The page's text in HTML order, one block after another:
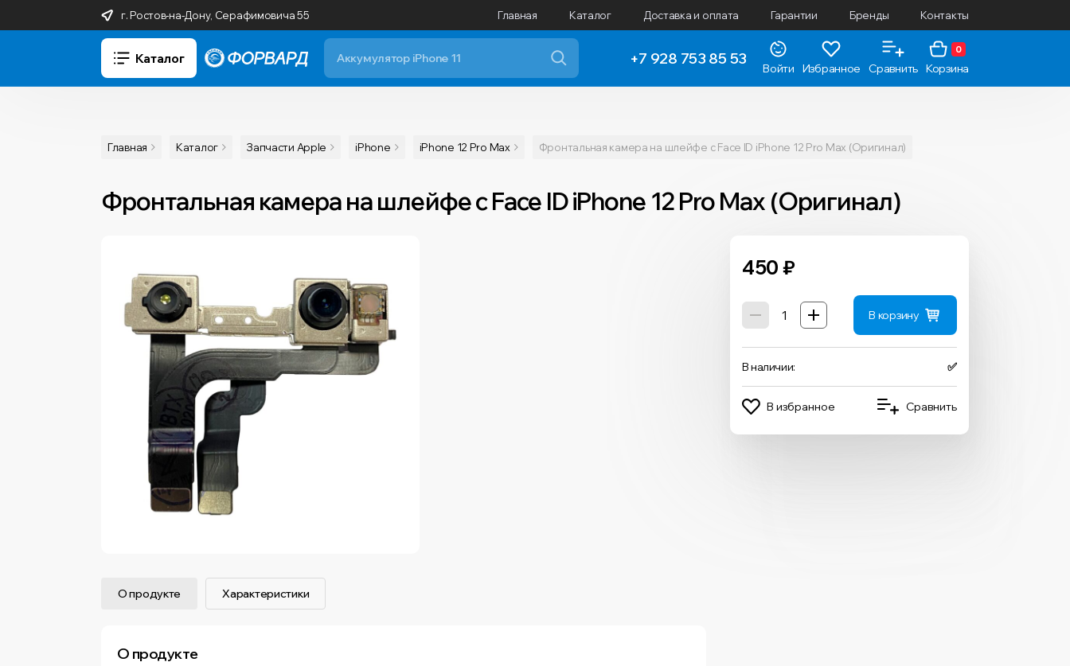
г. Ростов-на-Дону, Серафимовича 55 Главная Каталог Доставка и оплата Гарантии Бренды Контакты
Каталог +7 928 753 85 53
Войти Избранное Сравнить
0
Корзина
Главная Каталог Запчасти Apple iPhone iPhone 12 Pro Max Фронтальная камера на шлейфе с Face ID iPhone 12 Pro Max (Оригинал)
Фронтальная камера на шлейфе с Face ID iPhone 12 Pro Max (Оригинал)
450 ₽
В корзину
В наличии: ✅
В избранное Сравнить
О продукте Характеристики
О продукте